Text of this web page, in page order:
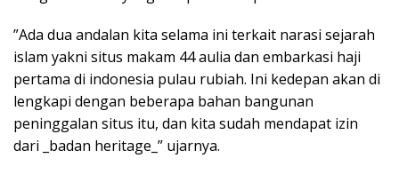
”Ada dua andalan kita selama ini terkait narasi sejarah
islam yakni situs makam 44 aulia dan embarkasi haji
pertama di indonesia pulau rubiah. Ini kedepan akan di
lengkapi dengan beberapa bahan bangunan
peninggalan situs itu, dan kita sudah mendapat izin
dari _badan heritage_” ujarnya.